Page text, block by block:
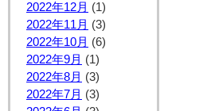
2022年12月 (1)
2022年11月 (3)
2022年10月 (6)
2022年9月 (1)
2022年8月 (3)
2022年7月 (3)